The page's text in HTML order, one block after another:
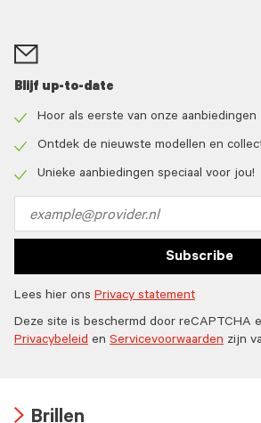
Blijf up-to-date
icon
Hoor als eerste van onze aanbiedingen
icon
Ontdek de nieuwste modellen en
Unieke aanbiedingen speciaal voor jou!
address
Subscribe
Lees hier ons Privacy statement
Deze site is beschermd door reCAPTCHA
Privacybeleid en Servicevoorwaarden zijn
Brillen